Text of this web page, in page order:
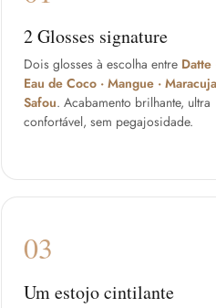
2 Glosses signature
Dois glosses à escolha entre Datte
Eau de Coco · Mangue ·
Safou. Acabamento brilhante, ultra
confortável, sem pegajosidade.
03
Um estojo cintilante